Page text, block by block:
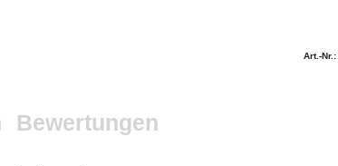
Art.-Nr.:
Bewertungen